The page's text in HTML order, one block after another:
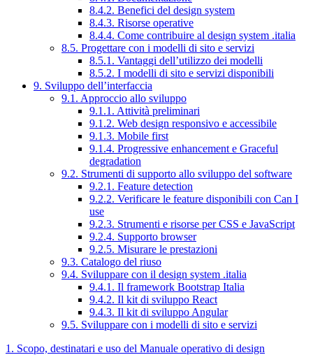
8.4.2. Benefici del design system
8.4.3. Risorse operative
8.4.4. Come contribuire al design system .italia
8.5. Progettare con i modelli di sito e servizi
8.5.1. Vantaggi dell’utilizzo dei modelli
8.5.2. I modelli di sito e servizi disponibili
9. Sviluppo dell’interfaccia
9.1. Approccio allo sviluppo
9.1.1. Attività preliminari
9.1.2. Web design responsivo e accessibile
9.1.3. Mobile first
9.1.4. Progressive enhancement e Graceful
degradation
9.2. Strumenti di supporto allo sviluppo del software
9.2.1. Feature detection
9.2.2. Verificare le feature disponibili con Can I
use
9.2.3. Strumenti e risorse per CSS e JavaScript
9.2.4. Supporto browser
9.2.5. Misurare le prestazioni
9.3. Catalogo del riuso
9.4. Sviluppare con il design system .italia
9.4.1. Il framework Bootstrap Italia
9.4.2. Il kit di sviluppo React
9.4.3. Il kit di sviluppo Angular
9.5. Sviluppare con i modelli di sito e servizi
1. Scopo, destinatari e uso del Manuale operativo di design